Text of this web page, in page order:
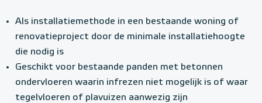
Als installatiemethode in een bestaande woning of
renovatieproject door de minimale installatiehoogte
die nodig is
Geschikt voor bestaande panden met betonnen
ondervloeren waarin infrezen niet mogelijk is of waar
tegelvloeren of plavuizen aanwezig zijn